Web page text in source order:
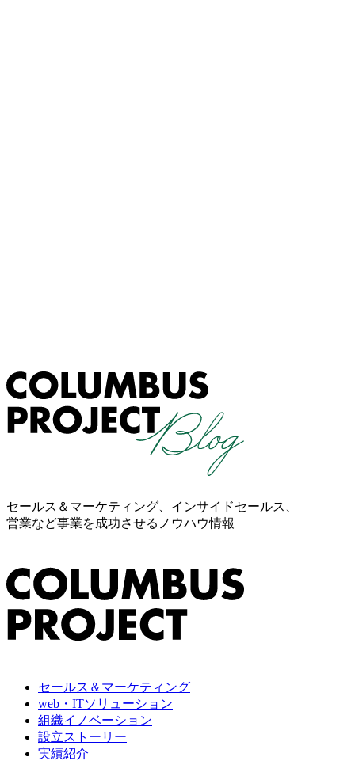
セールス＆マーケティング、インサイドセールス、
営業など事業を成功させるノウハウ情報
セールス＆マーケティング
web・ITソリューション
組織イノベーション
設立ストーリー
実績紹介